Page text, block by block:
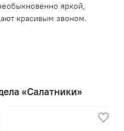
яркой,
красивым звоном.
«Салатники»